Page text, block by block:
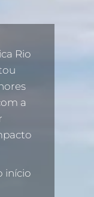
Rio
a
início